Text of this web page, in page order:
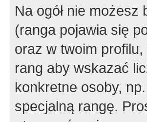
Na ogół nie
(ranga pojawia się
oraz w twoim
rang aby wskazać
konkretne osoby,
specjalną rangę.